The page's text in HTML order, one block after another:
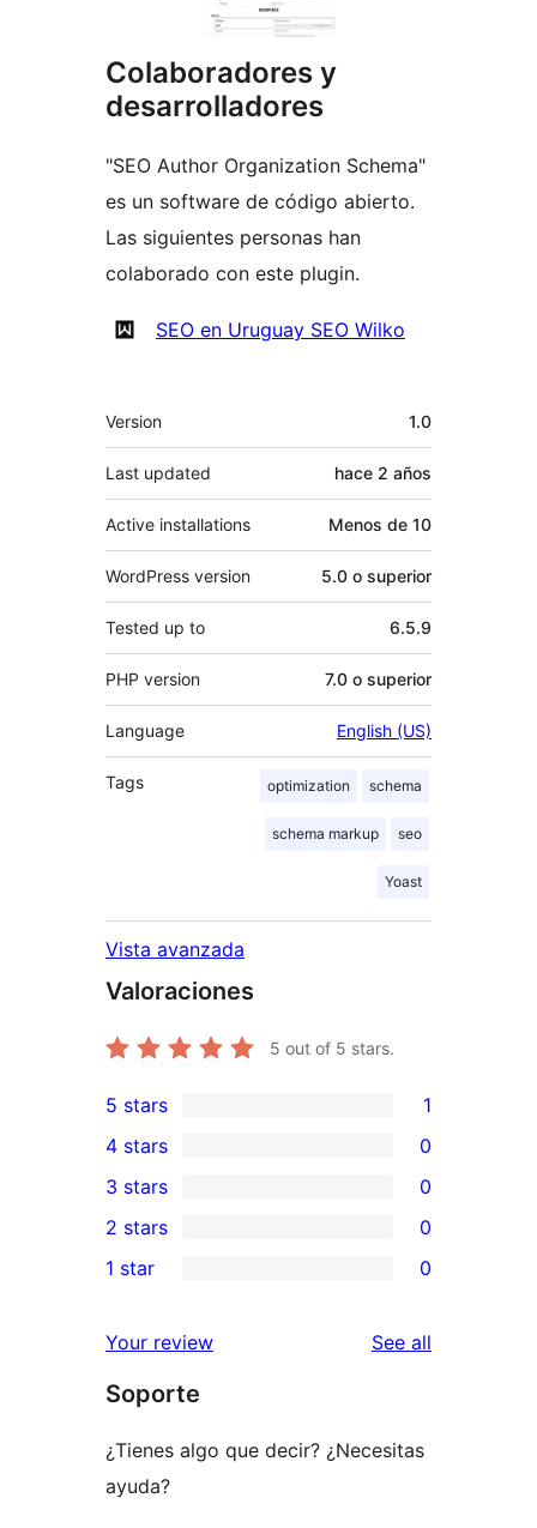
Colaboradores y
desarrolladores
"SEO Author Organization Schema"
es un software de código abierto.
Las siguientes personas han
colaborado con este plugin.
Colaboradores
SEO en Uruguay SEO Wilko
Meta
Version 1.0
Last updated hace 2 años
Active installations Menos de 10
WordPress version 5.0 o superior
Tested up to 6.5.9
PHP version 7.0 o superior
Language English (US)
Tags optimization schema
schema markup seo
Yoast
Vista avanzada
Valoraciones
5 out of 5 stars.
1
5-
star
review
5 stars 1
4-
star
reviews
4 stars 0
0
3-
star
3 stars 0
2-
reviews
2 stars 0
star
reviews
1 star 0
Your review See all
Soporte
¿Tienes algo que decir? ¿Necesitas
ayuda?